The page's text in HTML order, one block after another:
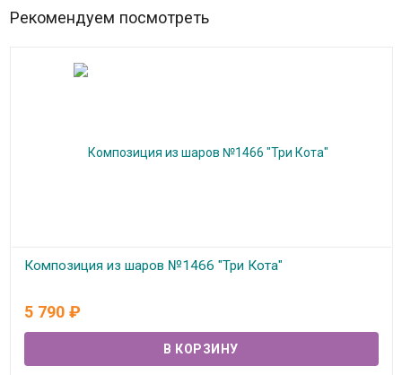
Рекомендуем посмотреть
Композиция из шаров №1466 "Три Кота"
5 790 ₽